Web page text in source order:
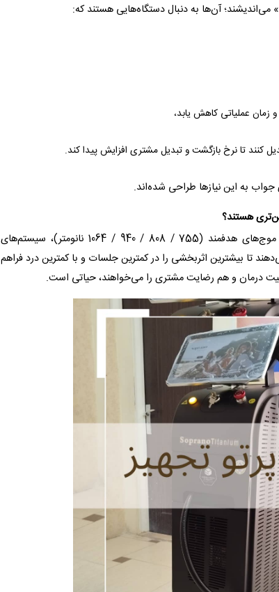
می‌اندیشند؛ آن‌ها به دنبال دستگاه‌هایی هستند که:
زمان عملیاتی کاهش یابد،
کنند تا نرخ بازگشت و تبدیل مشتری افزایش پیدا کند.
به این نیازها طراحی شده‌اند.
دستگاه‌های Soprano Titanium ترکیبی از طول موج‌های هدفمند (755 / 808 / 940 / 1064 نانومتر)، سیستم‌های
تا بیشترین اثربخشی را در کمترین جلسات و با کمترین درد فراهم
درمان و هم رضایت مشتری را می‌خواهند، حیاتی است.